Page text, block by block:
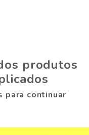
produtos
para continuar